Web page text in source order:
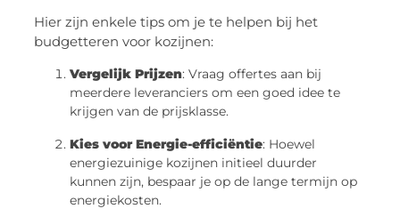
Hier zijn enkele tips om je te helpen bij het
budgetteren voor kozijnen:
Vergelijk Prijzen: Vraag offertes aan bij
meerdere leveranciers om een goed idee te
krijgen van de prijsklasse.
Kies voor Energie-efficiëntie: Hoewel
energiezuinige kozijnen initieel duurder
kunnen zijn, bespaar je op de lange termijn op
energiekosten.